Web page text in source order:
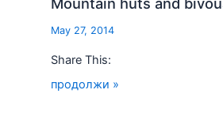
Mountain huts and
May 27, 2014
Share This:
продолжи »